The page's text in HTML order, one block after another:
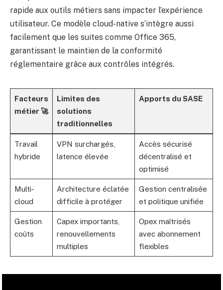
rapide aux outils métiers sans impacter l’expérience
utilisateur. Ce modèle cloud-native s’intègre aussi
facilement que les suites comme Office 365,
garantissant le maintien de la conformité
réglementaire grâce aux contrôles intégrés.
Facteurs
métier 🚀
Limites des
solutions
traditionnelles
Apports du SASE
Travail
hybride
VPN surchargés,
latence élevée
Accès sécurisé
décentralisé et
optimisé
Multi-
cloud
Architecture éclatée
difficile à protéger
Gestion centralisée
et politique unifiée
Gestion
coûts
Capex importants,
renouvellements
multiples
Opex maîtrisés
avec abonnement
flexibles